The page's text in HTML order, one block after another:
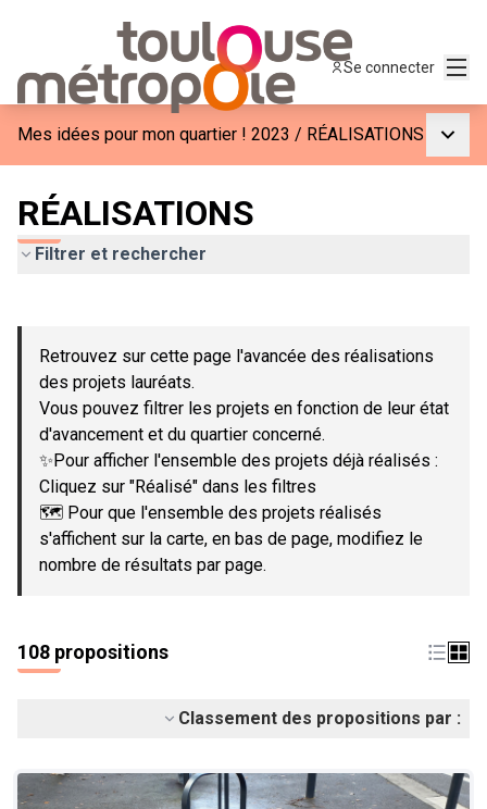
Se connecter
Mes idées pour mon quartier ! 2023 / RÉALISATIONS
RÉALISATIONS
Filtrer et rechercher
−
Retrouvez sur cette page l'avancée des réalisations
des projets lauréats.
Vous pouvez filtrer les projets en fonction de leur état
d'avancement et du quartier concerné.
✨Pour afficher l'ensemble des projets déjà réalisés :
Cliquez sur "Réalisé" dans les filtres
🗺️ Pour que l'ensemble des projets réalisés
s'affichent sur la carte, en bas de page, modifiez le
nombre de résultats par page.
108 propositions
Classement des propositions par :